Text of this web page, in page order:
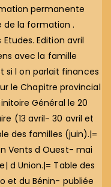
permanente
de la formation .
Edition avril
avec la famille
si l on parlait finances
le Chapitre provincial
Général le 20
(13 avril- 30 avril et
des familles (juin).|=
Vents d Ouest- mai
d Union.|= Table des
et du Bénin- publiée